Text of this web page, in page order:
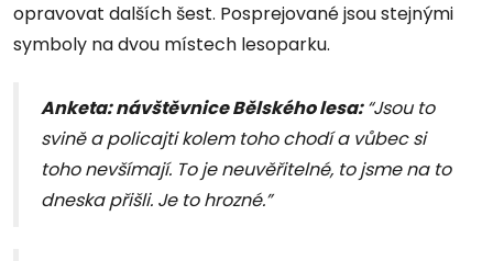
opravovat dalších šest. Posprejované jsou stejnými
symboly na dvou místech lesoparku.
Anketa: návštěvnice Bělského lesa:“Jsou to
svině a policajti kolem toho chodí a vůbec si
toho nevšímají. To je neuvěřitelné, to jsme na to
dneska přišli. Je to hrozné.”